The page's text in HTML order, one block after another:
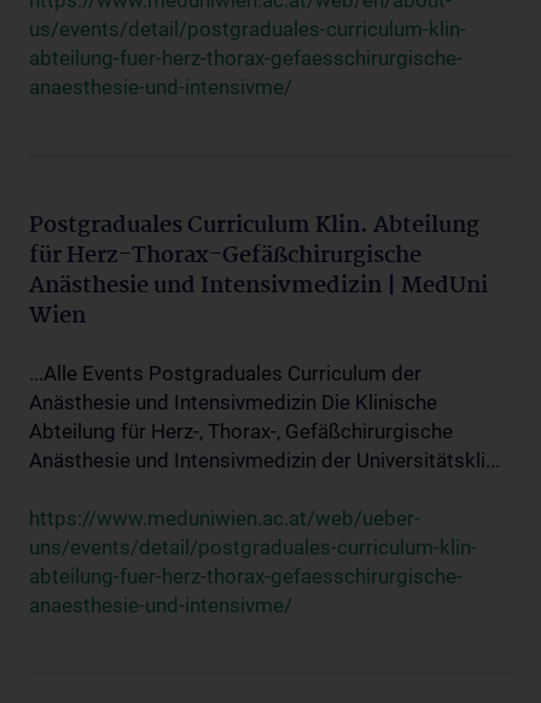
us/events/detail/postgraduales-curriculum-klin-
abteilung-fuer-herz-thorax-gefaesschirurgische-
anaesthesie-und-intensivme/
Postgraduales Curriculum Klin. Abteilung
für Herz-Thorax-Gefäßchirurgische
Anästhesie und Intensivmedizin | MedUni
Wien
...Alle Events Postgraduales Curriculum der
Anästhesie und Intensivmedizin Die Klinische
Abteilung für Herz-, Thorax-, Gefäßchirurgische
Anästhesie und Intensivmedizin der Universitätskli...
https://www.meduniwien.ac.at/web/ueber-
uns/events/detail/postgraduales-curriculum-klin-
abteilung-fuer-herz-thorax-gefaesschirurgische-
anaesthesie-und-intensivme/